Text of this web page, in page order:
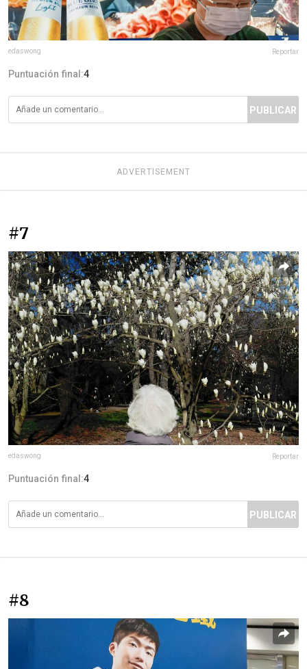
edaswong Reportar
Puntuación final:4
PUBLICAR
ADVERTISEMENT
#7
edaswong Reportar
Puntuación final:4
PUBLICAR
#8